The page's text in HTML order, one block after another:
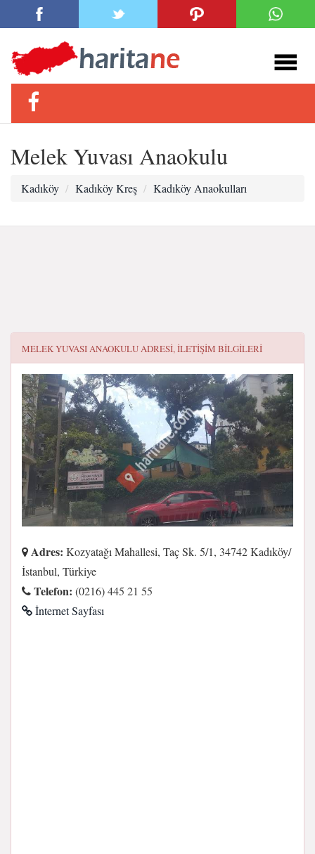
Melek Yuvası Anaokulu
Kadıköy Kadıköy Kreş Kadıköy Anaokulları
MELEK YUVASI ANAOKULUADRESI, ILETIŞIM BILGILERI
Adres: Kozyatağı Mahallesi, Taç Sk. 5/1, 34742 Kadıköy/
İstanbul, Türkiye
Telefon: (0216) 445 21 55
İnternet Sayfası